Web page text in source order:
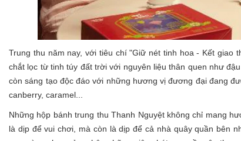
Trung thu năm nay, với tiêu chí "Giữ nét tinh hoa - Kết giao
chắt lọc từ tinh túy đất trời với nguyên liệu thân quen như
còn sáng tạo độc đáo với những hương vị đương đại đang
canberry, caramel...
Những hộp bánh trung thu Thanh Nguyệt không chỉ mang
là dịp để vui chơi, mà còn là dịp để cả nhà quây quần bên